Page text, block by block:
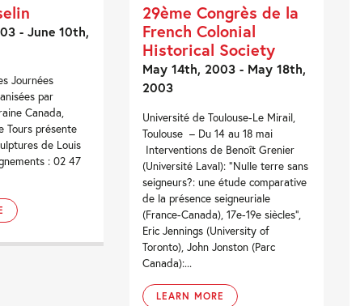
- June 10th,
Journées
par
Canada,
Tours présente
de Louis
: 02 47
29ème Congrès de la
French Colonial
Historical Society
May 14th, 2003 - May 18th,
2003
Université de Toulouse-Le Mirail,
Toulouse – Du 14 au 18 mai
Interventions de Benoît Grenier
(Université Laval): “Nulle terre sans
seigneurs?: une étude comparative
de la présence seigneuriale
(France-Canada), 17e-19e siècles”,
Eric Jennings (University of
Toronto), John Jonston (Parc
Canada):...
LEARN MORE